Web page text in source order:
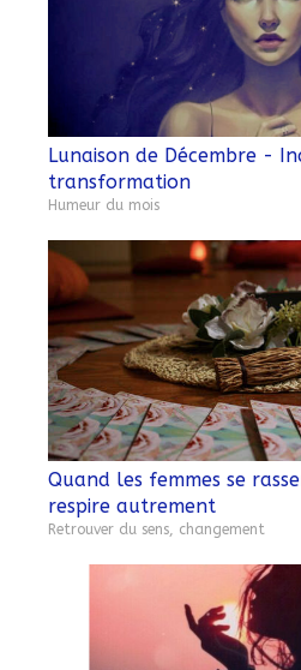
Lunaison de Décembre -
transformation
Humeur du mois
Quand les femmes se
respire autrement
Retrouver du sens, changement